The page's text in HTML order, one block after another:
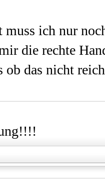
ich nur
die rechte
das nicht